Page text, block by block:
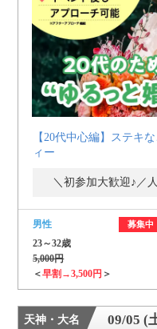
【20代中心編】ステキ
ィー
＼初参加大歓迎♪／
男性 募集中
23～32歳
5,000円
＜早割→3,500円 ＞
天神・大名 09/05 (